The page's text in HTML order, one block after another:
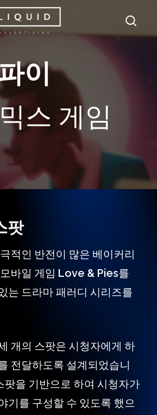
이
믹스 게임
팟
적인 반전이 많은 베이커리
바일 게임 Love & Pies를
는 드라마 패러디 시리즈를
개의 스팟은 시청자에게 하
전달하도록 설계되었습니
팟을 기반으로 하여 시청자가
기를 구성할 수 있도록 했으